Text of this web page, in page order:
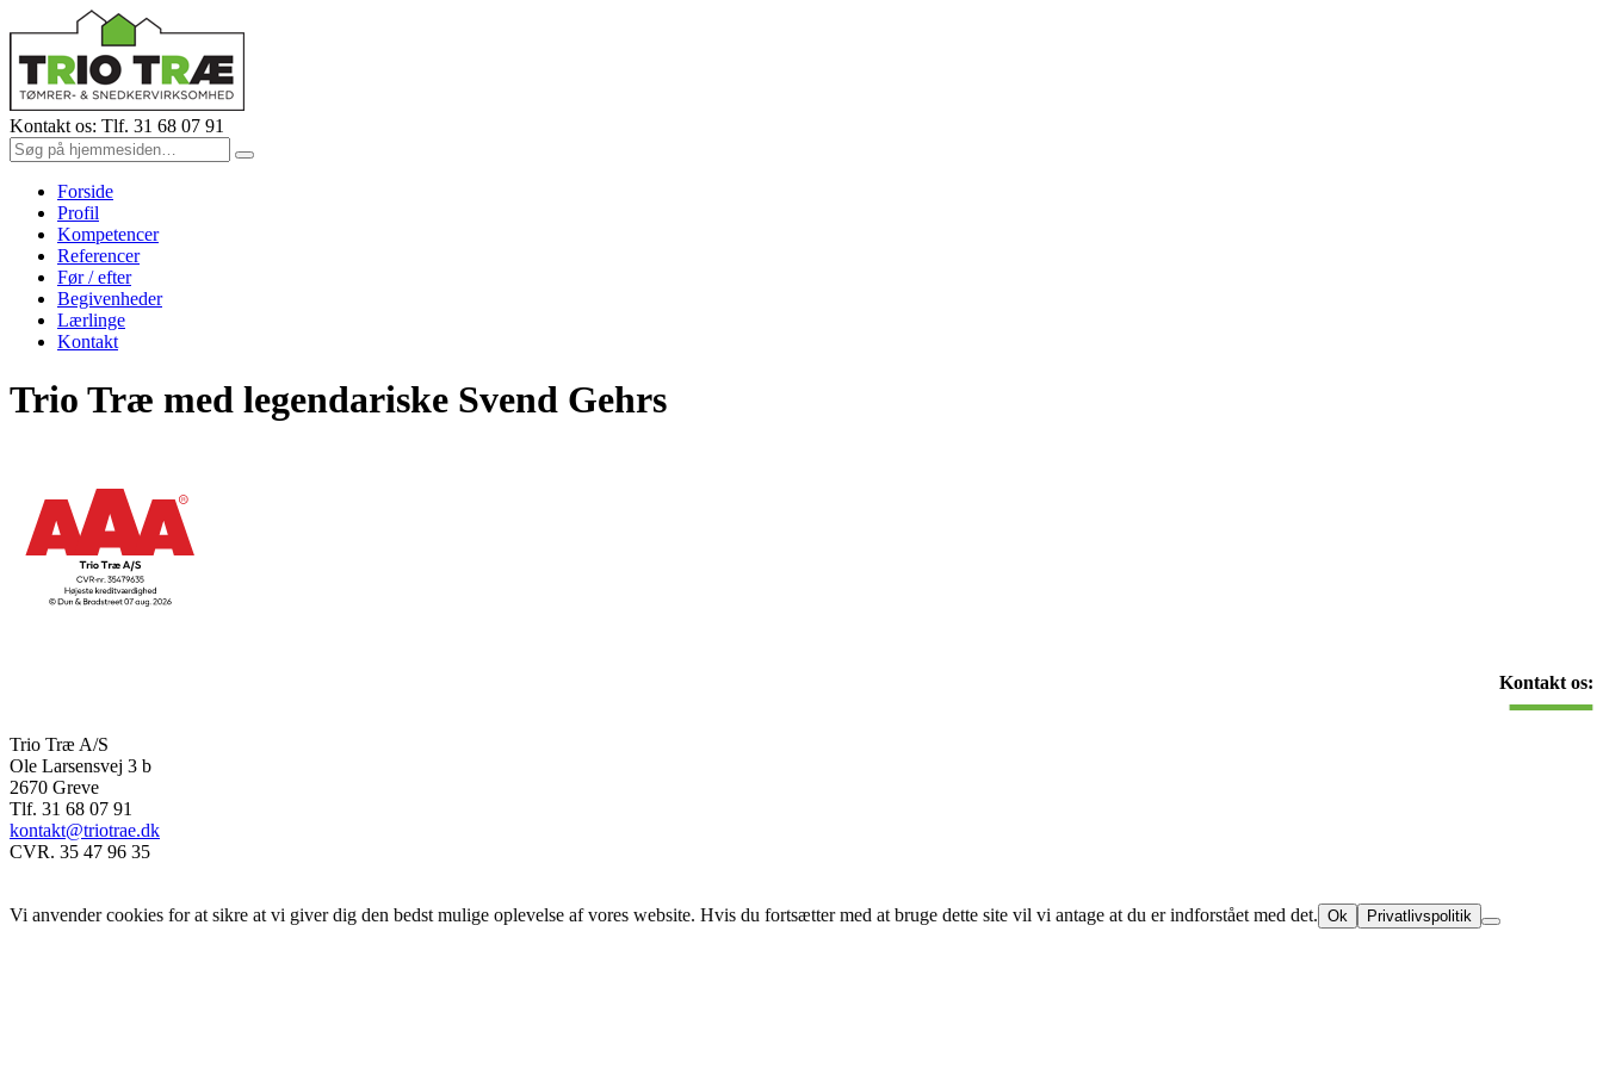
Kontakt os: Tlf. 31 68 07 91
Forside
Profil
Kompetencer
Referencer
Før / efter
Begivenheder
Lærlinge
Kontakt
Trio Træ med legendariske Svend Gehrs
Kontakt os:
Trio Træ A/S
Ole Larsensvej 3 b
2670 Greve
Tlf. 31 68 07 91
kontakt@triotrae.dk
CVR. 35 47 96 35
Vi anvender cookies for at sikre at vi giver dig den bedst mulige oplevelse af vores website. Hvis du fortsætter med at bruge dette site vil vi antage at du er indforstået med det. Ok Privatlivspolitik